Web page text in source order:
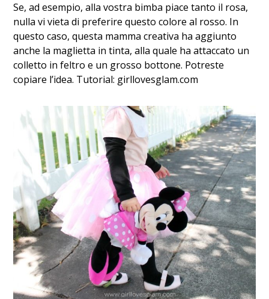
Se, ad esempio, alla vostra bimba piace tanto il rosa,
nulla vi vieta di preferire questo colore al rosso. In
questo caso, questa mamma creativa ha aggiunto
anche la maglietta in tinta, alla quale ha attaccato un
colletto in feltro e un grosso bottone. Potreste
copiare l’idea. Tutorial: girllovesglam.com